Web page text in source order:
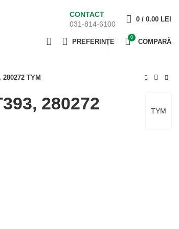
CONTACT
031-814-6100
0 / 0.00 LEI
PREFERINȚE
0
COMPARĂ
TYM
TYM
280272